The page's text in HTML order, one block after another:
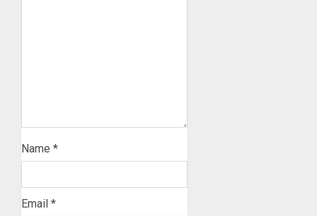
Name *
Email *